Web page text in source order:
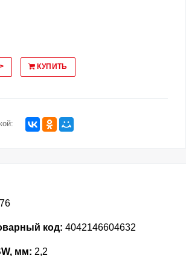
> КУПИТЬ
код: 4042146604632
мм: 2,2